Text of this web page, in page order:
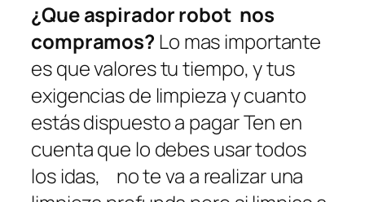
¿Que aspirador robot nos
compramos? Lo mas importante
es que valores tu tiempo, y tus
exigencias de limpieza y cuanto
estás dispuesto a pagar Ten en
cuenta que lo debes usar todos
los idas, no te va a realizar una